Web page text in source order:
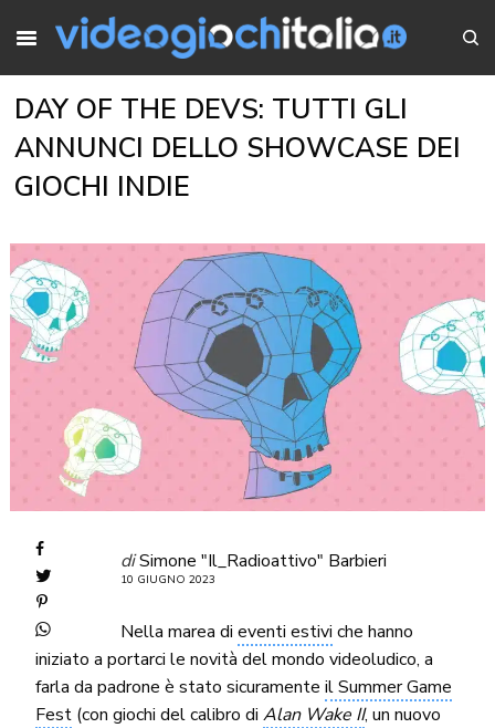
DAY OF THE DEVS: TUTTI GLI
ANNUNCI DELLO SHOWCASE DEI
GIOCHI INDIE
diSimone "Il_Radioattivo" Barbieri
10 GIUGNO 2023
Nella marea di eventi estivi che hanno
iniziato a portarci le novità del mondo videoludico, a
farla da padrone è stato sicuramenteil Summer Game
Fest(con giochi del calibro diAlan Wake II, un nuovo